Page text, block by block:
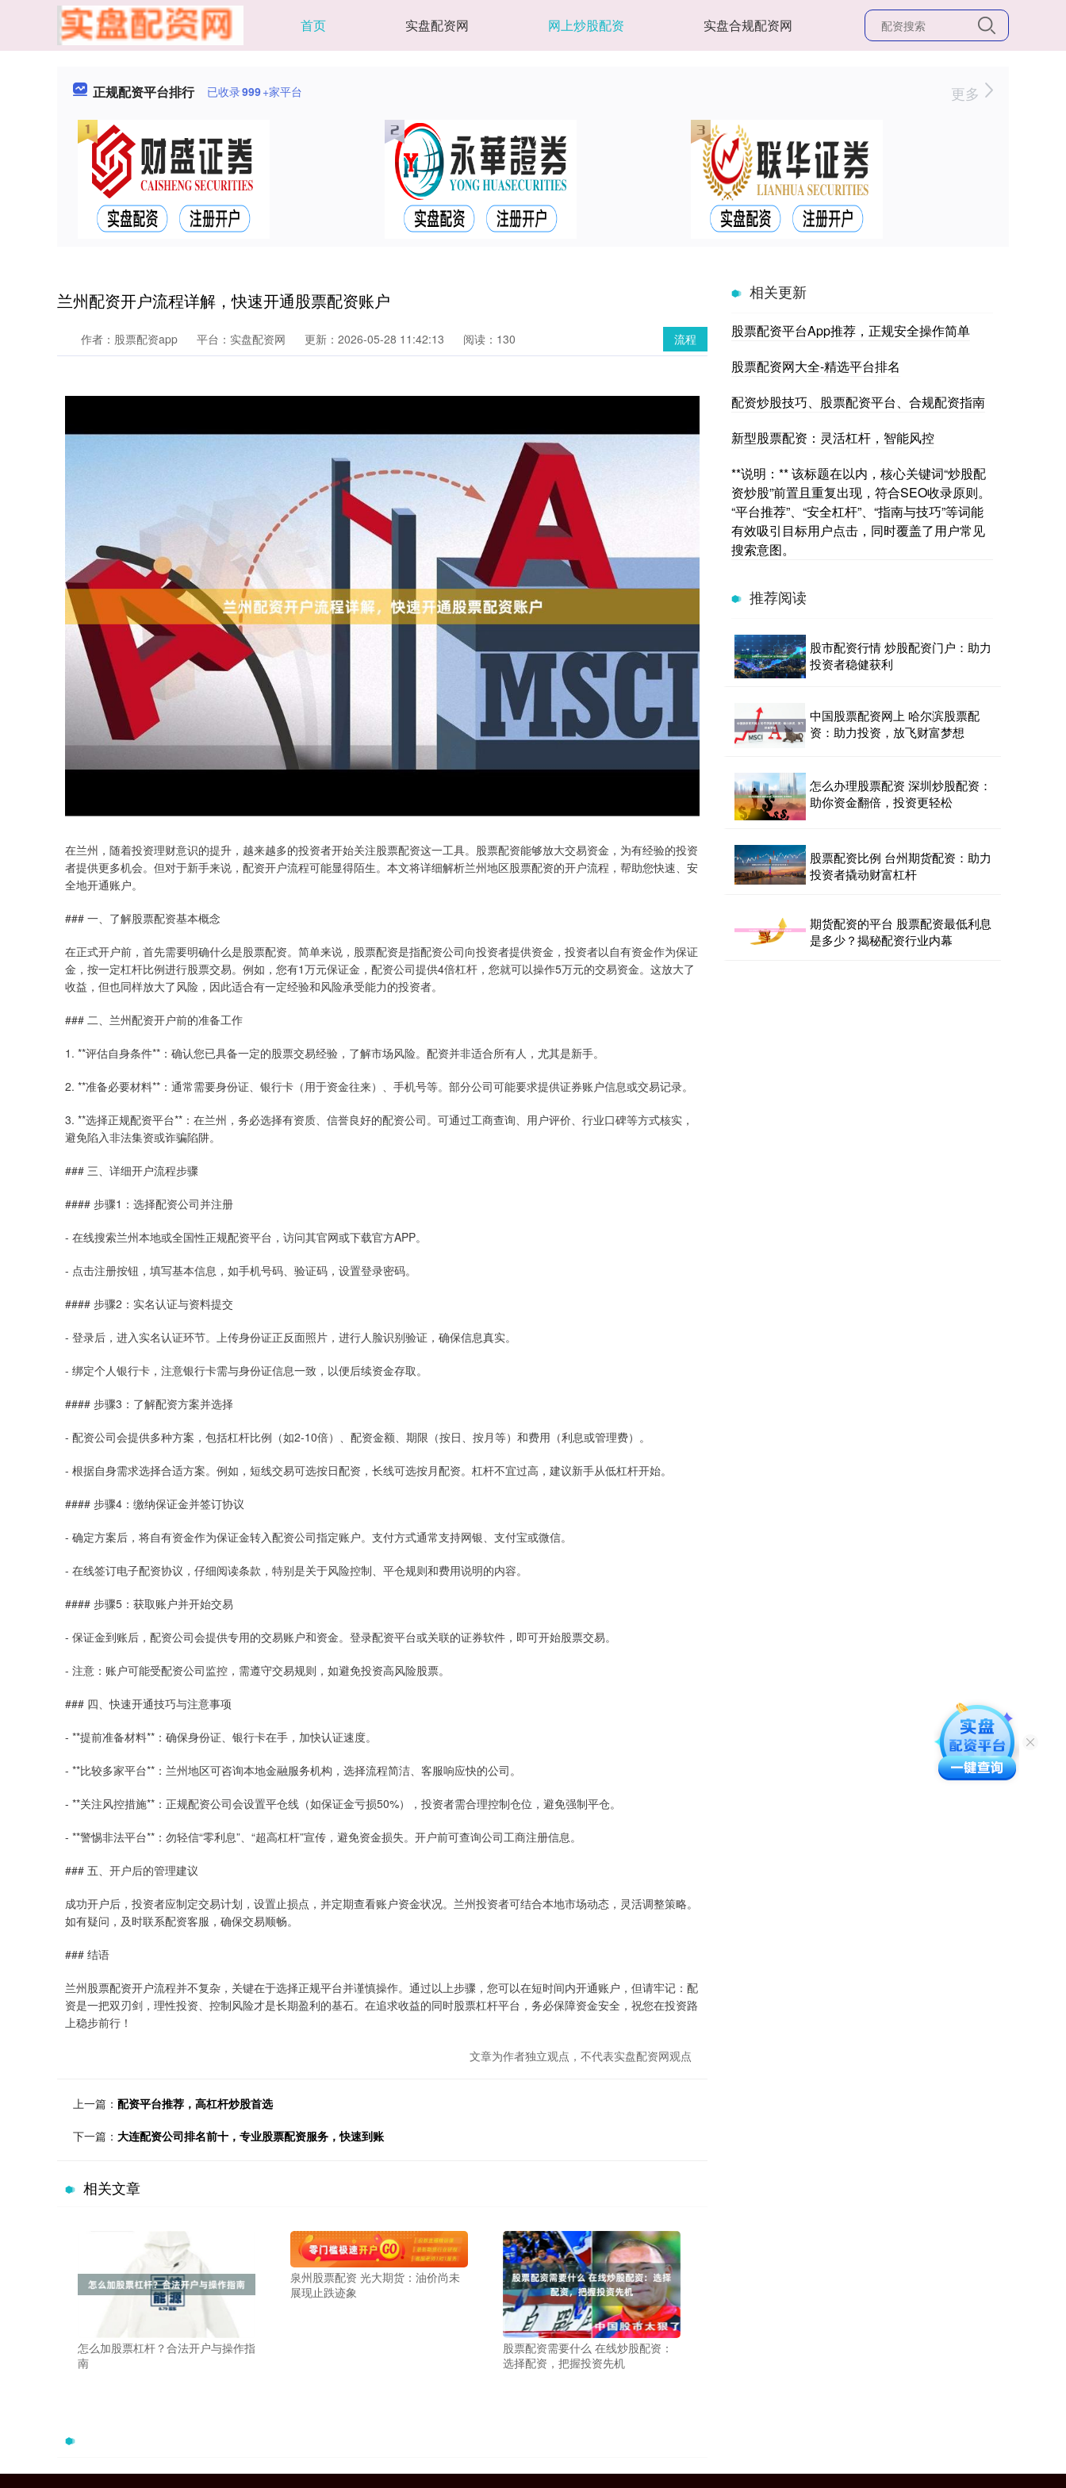
首页 实盘配资网 网上炒股配资 实盘合规配资网
正规配资平台排行 已收录999+家平台 更多
兰州配资开户流程详解，快速开通股票配资账户
流程
作者：股票配资app 平台：实盘配资网 更新：2026-05-28 11:42:13 阅读：130
在兰州，随着投资理财意识的提升，越来越多的投资者开始关注股票配资这一工具。股票配资能够放大交易资金，为有经验的投资
者提供更多机会。但对于新手来说，配资开户流程可能显得陌生。本文将详细解析兰州地区股票配资的开户流程，帮助您快速、安
全地开通账户。
### 一、了解股票配资基本概念
在正式开户前，首先需要明确什么是股票配资。简单来说，股票配资是指配资公司向投资者提供资金，投资者以自有资金作为保证
金，按一定杠杆比例进行股票交易。例如，您有1万元保证金，配资公司提供4倍杠杆，您就可以操作5万元的交易资金。这放大了
收益，但也同样放大了风险，因此适合有一定经验和风险承受能力的投资者。
### 二、兰州配资开户前的准备工作
1. **评估自身条件**：确认您已具备一定的股票交易经验，了解市场风险。配资并非适合所有人，尤其是新手。
2. **准备必要材料**：通常需要身份证、银行卡（用于资金往来）、手机号等。部分公司可能要求提供证券账户信息或交易记录。
3. **选择正规配资平台**：在兰州，务必选择有资质、信誉良好的配资公司。可通过工商查询、用户评价、行业口碑等方式核实，
避免陷入非法集资或诈骗陷阱。
### 三、详细开户流程步骤
#### 步骤1：选择配资公司并注册
- 在线搜索兰州本地或全国性正规配资平台，访问其官网或下载官方APP。
- 点击注册按钮，填写基本信息，如手机号码、验证码，设置登录密码。
#### 步骤2：实名认证与资料提交
- 登录后，进入实名认证环节。上传身份证正反面照片，进行人脸识别验证，确保信息真实。
- 绑定个人银行卡，注意银行卡需与身份证信息一致，以便后续资金存取。
#### 步骤3：了解配资方案并选择
- 配资公司会提供多种方案，包括杠杆比例（如2-10倍）、配资金额、期限（按日、按月等）和费用（利息或管理费）。
- 根据自身需求选择合适方案。例如，短线交易可选按日配资，长线可选按月配资。杠杆不宜过高，建议新手从低杠杆开始。
#### 步骤4：缴纳保证金并签订协议
- 确定方案后，将自有资金作为保证金转入配资公司指定账户。支付方式通常支持网银、支付宝或微信。
- 在线签订电子配资协议，仔细阅读条款，特别是关于风险控制、平仓规则和费用说明的内容。
#### 步骤5：获取账户并开始交易
- 保证金到账后，配资公司会提供专用的交易账户和资金。登录配资平台或关联的证券软件，即可开始股票交易。
- 注意：账户可能受配资公司监控，需遵守交易规则，如避免投资高风险股票。
### 四、快速开通技巧与注意事项
- **提前准备材料**：确保身份证、银行卡在手，加快认证速度。
- **比较多家平台**：兰州地区可咨询本地金融服务机构，选择流程简洁、客服响应快的公司。
- **关注风控措施**：正规配资公司会设置平仓线（如保证金亏损50%），投资者需合理控制仓位，避免强制平仓。
- **警惕非法平台**：勿轻信“零利息”、“超高杠杆”宣传，避免资金损失。开户前可查询公司工商注册信息。
### 五、开户后的管理建议
成功开户后，投资者应制定交易计划，设置止损点，并定期查看账户资金状况。兰州投资者可结合本地市场动态，灵活调整策略。
如有疑问，及时联系配资客服，确保交易顺畅。
### 结语
兰州股票配资开户流程并不复杂，关键在于选择正规平台并谨慎操作。通过以上步骤，您可以在短时间内开通账户，但请牢记：配
资是一把双刃剑，理性投资、控制风险才是长期盈利的基石。在追求收益的同时股票杠杆平台，务必保障资金安全，祝您在投资路
上稳步前行！
文章为作者独立观点，不代表实盘配资网观点
上一篇： 配资平台推荐，高杠杆炒股首选
下一篇： 大连配资公司排名前十，专业股票配资服务，快速到账
相关文章
怎么加股票杠杆？合法开户与操作指
南
泉州股票配资 光大期货：油价尚未
展现止跌迹象
股票配资需要什么 在线炒股配资：
选择配资，把握投资先机
相关更新
股票配资平台App推荐，正规安全操作简单
股票配资网大全-精选平台排名
配资炒股技巧、股票配资平台、合规配资指南
新型股票配资：灵活杠杆，智能风控
**说明：** 该标题在以内，核心关键词“炒股配
资炒股”前置且重复出现，符合SEO收录原则。
“平台推荐”、“安全杠杆”、“指南与技巧”等词能
有效吸引目标用户点击，同时覆盖了用户常见
搜索意图。
推荐阅读
股市配资行情 炒股配资门户：助力
投资者稳健获利
中国股票配资网上 哈尔滨股票配
资：助力投资，放飞财富梦想
怎么办理股票配资 深圳炒股配资：
助你资金翻倍，投资更轻松
股票配资比例 台州期货配资：助力
投资者撬动财富杠杆
期货配资的平台 股票配资最低利息
是多少？揭秘配资行业内幕